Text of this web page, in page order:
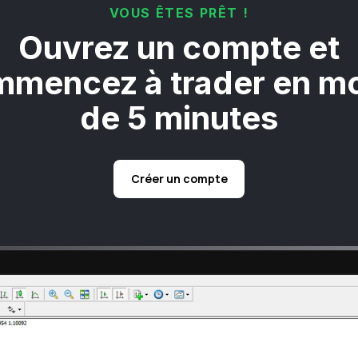
VOUS ÊTES PRÊT !
Ouvrez un compte et
à trader en
de 5 minutes
Créer un compte